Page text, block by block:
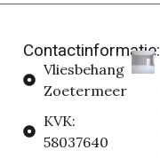
Contactinformatie:
Vliesbehang
Zoetermeer
KVK:
58037640